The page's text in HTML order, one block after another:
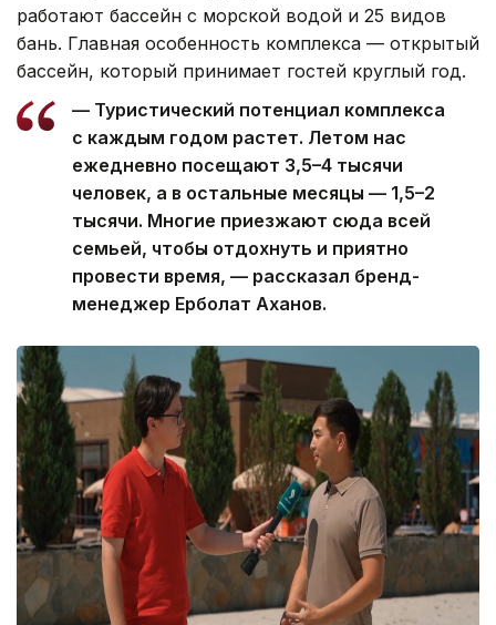
работают бассейн с морской водой и 25 видов
бань. Главная особенность комплекса — открытый
бассейн, который принимает гостей круглый год.
— Туристический потенциал комплекса
с каждым годом растет. Летом нас
ежедневно посещают 3,5–4 тысячи
человек, а в остальные месяцы — 1,5–2
тысячи. Многие приезжают сюда всей
семьей, чтобы отдохнуть и приятно
провести время, — рассказал бренд-
менеджер Ерболат Аханов.